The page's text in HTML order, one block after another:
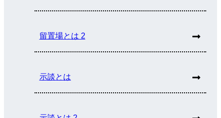
留置場とは 2
示談とは